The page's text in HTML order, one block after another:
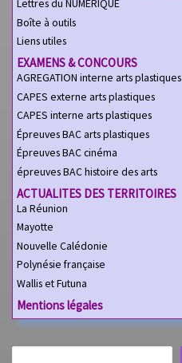
Lettres du NUMERIQUE
Boîte à outils
Liens utiles
EXAMENS & CONCOURS
AGREGATION interne arts plastiques
CAPES externe arts plastiques
CAPES interne arts plastiques
Épreuves BAC arts plastiques
Épreuves BAC cinéma
épreuves BAC histoire des arts
ACTUALITES DES TERRITOIRES
La Réunion
Mayotte
Nouvelle Calédonie
Polynésie française
Wallis et Futuna
Mentions légales